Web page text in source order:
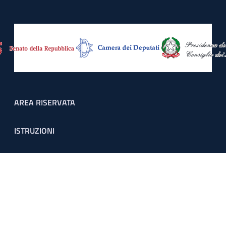
Footer menu
AREA RISERVATA
ISTRUZIONI